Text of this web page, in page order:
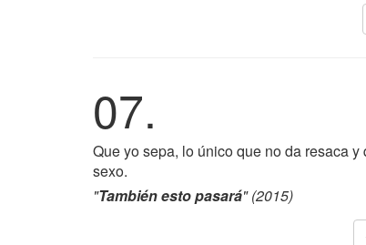
07.
Que yo sepa, lo único que no da resaca
sexo.
"También esto pasará" (2015)